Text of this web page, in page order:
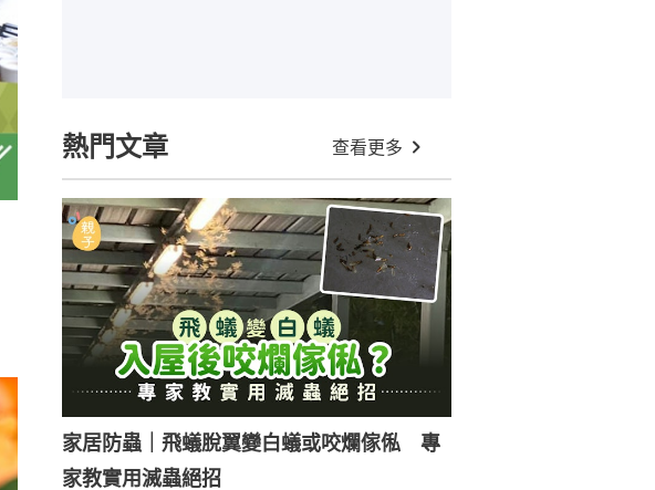
熱門文章 查看更多
家居防蟲｜飛蟻脫翼變白蟻或咬爛傢俬 專
家教實用滅蟲絕招